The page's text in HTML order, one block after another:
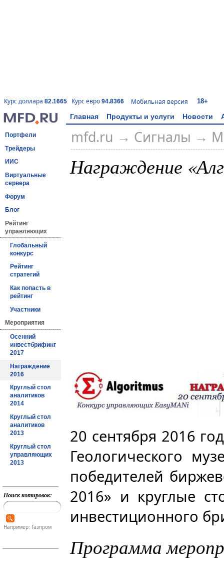
Курс доллара 82.1665 Курс евро 94.8366 Мобильная версия 18+
Главная Продукты и услуги Новости
Портфели
Трейдеры
ИИС
Виртуальные
сервера
Форум
Блог
Рейтинг
управляющих
Глобальный
конкурс
Рейтинг
стратегий
Как попасть в
рейтинг
Участники
Мероприятия
Осенний
инвестбрифинг
2017
Награждение
2016
Круглый стол
аналитиков
2014
Круглый стол
аналитиков
2013
Круглый стол
управляющих
2013
Поиск котировок:
Например: Газпром
mfd.ru → Сигналы →
Награждение
20 сентября 2016
Геологического
победителей
2016» и круглые
инвестиционного
Программа